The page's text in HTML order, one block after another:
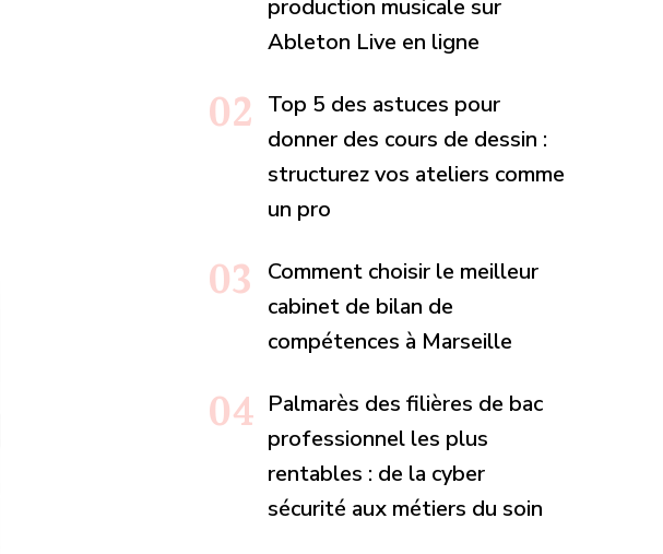
production musicale sur
Ableton Live en ligne
Top 5 des astuces pour
donner des cours de dessin :
structurez vos ateliers comme
un pro
Comment choisir le meilleur
cabinet de bilan de
compétences à Marseille
Palmarès des filières de bac
professionnel les plus
rentables : de la cyber
sécurité aux métiers du soin